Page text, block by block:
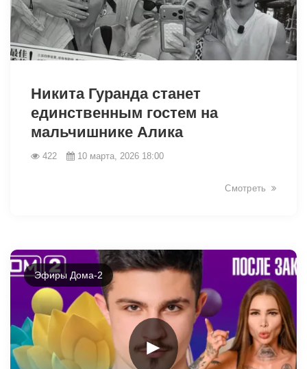
Никита Гуранда станет
единственным гостем на
мальчишнике Алика
422 10 марта, 2026 18:00
Смотреть
►
Эфиры Дома-2